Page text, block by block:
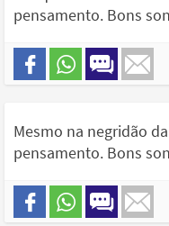
pensamento. Bons
Mesmo na negridão
pensamento. Bons